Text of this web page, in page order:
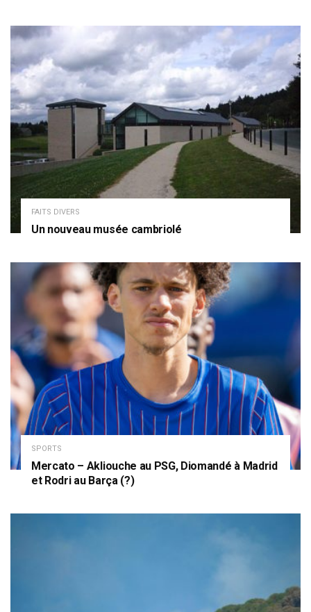
FAITS DIVERS
Un nouveau musée cambriolé
SPORTS
Mercato – Akliouche au PSG, Diomandé à Madrid
et Rodri au Barça (?)